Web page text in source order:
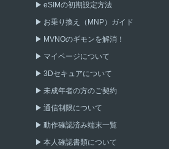
eSIMの初期設定方法
お乗り換え（MNP）ガイド
MVNOのギモンを解消！
マイページについて
3Dセキュアについて
未成年者の方のご契約
通信制限について
動作確認済み端末一覧
本人確認書類について